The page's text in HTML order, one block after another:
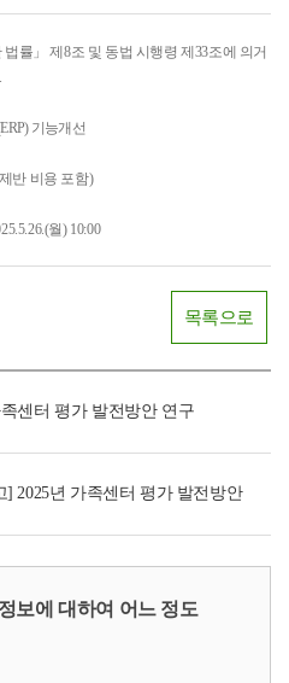
률」 제8조 및 동법 시행령 제33조에 의거 「
기능개선
반 비용 포함)
월) 10:00
목록으로
센터 평가 발전방안 연구
] 2025년 가족센터 평가 발전방안
보에 대하여 어느 정도